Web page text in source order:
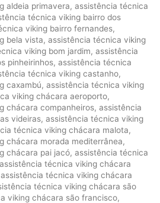
aldeia primavera, assistência técnica
técnica viking bairro dos
viking bairro fernandes,
bela vista, assistência técnica viking
viking bom jardim, assistência
pinheirinhos, assistência técnica
técnica viking castanho,
caxambú, assistência técnica viking
viking chácara aeroporto,
chácara companheiros, assistência
videiras, assistência técnica viking
técnica viking chácara malota,
chácara morada mediterrânea,
chácara pai jacó, assistência técnica
assistência técnica viking chácara
assistência técnica viking chácara
técnica viking chácara são
viking chácara são francisco,